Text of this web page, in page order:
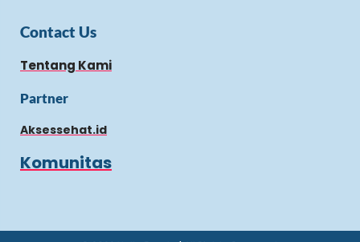
Contact Us
Tentang Kami
Partner
Aksessehat.id
Komunitas